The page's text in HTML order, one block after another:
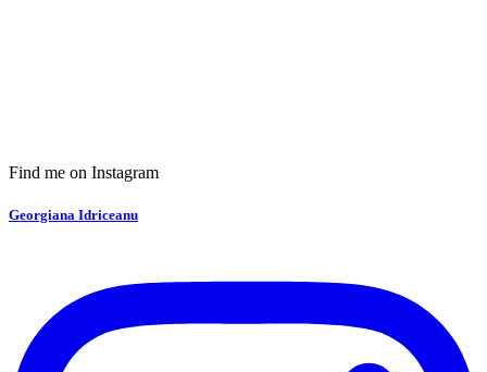
Find me on Instagram
Georgiana Idriceanu